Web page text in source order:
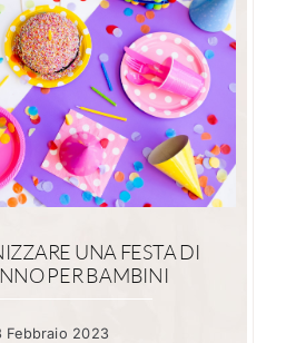
UNA FESTA DI
PER BAMBINI
Febbraio 2023